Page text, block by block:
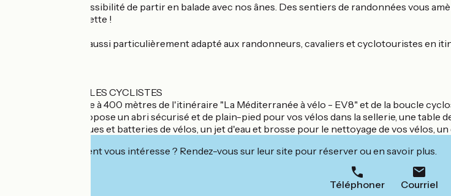
Ici, vous avez la possibilité de partir en balade avec nos ânes. Des sentiers de randonnées vous
thym et de la sarriette !
Notre accueil est aussi particulièrement adapté aux randonneurs, cavaliers et cyclotouristes en
SERVICES POUR LES CYCLISTES
La ferme est située à 400 mètres de l'itinéraire "La Méditerranée à vélo - EV8" et de la boucle
Ce prestataire propose un abri sécurisé et de plain-pied pour vos vélos dans la sellerie, une
appareils électriques et batteries de vélos, un jet d'eau et brosse pour le nettoyage de vos vélos,
Cet établissement vous intéresse ? Rendez-vous sur leur site pour réserver ou en savoir plus.
Téléphoner Courriel